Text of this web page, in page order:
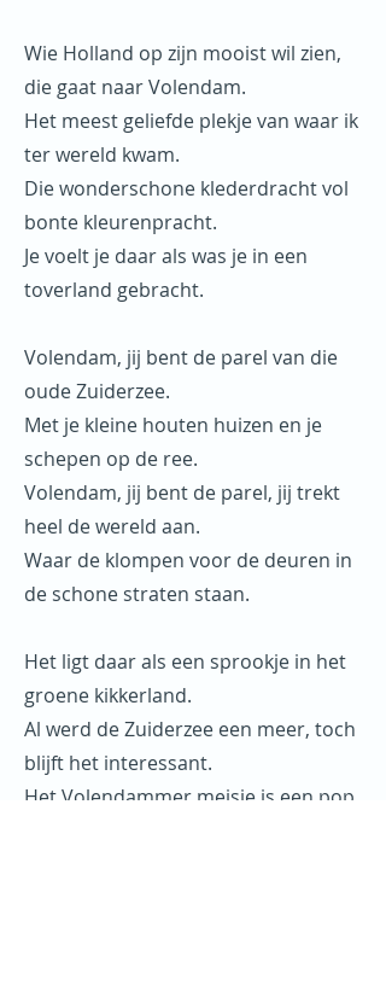
Wie Holland op zijn mooist wil zien,
die gaat naar Volendam.
Het meest geliefde plekje van waar ik
ter wereld kwam.
Die wonderschone klederdracht vol
bonte kleurenpracht.
Je voelt je daar als was je in een
toverland gebracht.
Volendam, jij bent de parel van die
oude Zuiderzee.
Met je kleine houten huizen en je
schepen op de ree.
Volendam, jij bent de parel, jij trekt
heel de wereld aan.
Waar de klompen voor de deuren in
de schone straten staan.
Het ligt daar als een sprookje in het
groene kikkerland.
Al werd de Zuiderzee een meer, toch
blijft het interessant.
Het Volendammer meisje is een pop